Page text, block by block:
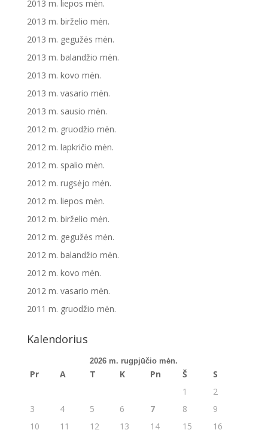
2013 m. liepos mėn.
2013 m. birželio mėn.
2013 m. gegužės mėn.
2013 m. balandžio mėn.
2013 m. kovo mėn.
2013 m. vasario mėn.
2013 m. sausio mėn.
2012 m. gruodžio mėn.
2012 m. lapkričio mėn.
2012 m. spalio mėn.
2012 m. rugsėjo mėn.
2012 m. liepos mėn.
2012 m. birželio mėn.
2012 m. gegužės mėn.
2012 m. balandžio mėn.
2012 m. kovo mėn.
2012 m. vasario mėn.
2011 m. gruodžio mėn.
Kalendorius
2026 m. rugpjūčio mėn.
Pr A T K Pn Š
S
1
2
3
4 5 6 7 8
9
10
11 12 13 14 15
16